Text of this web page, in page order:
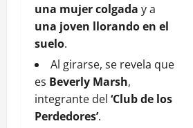
una mujer colgada y a
una joven llorando en el
suelo.
Al girarse, se revela que
es Beverly Marsh,
integrante del ‘Club de los
Perdedores’.